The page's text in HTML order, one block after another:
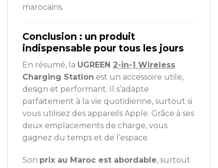
marocains.
Conclusion : un produit
indispensable pour tous les jours
En résumé, la UGREEN 2-in-1 Wireless
Charging Station est un accessoire utile,
design et performant. Il s’adapte
parfaitement à la vie quotidienne, surtout si
vous utilisez des appareils Apple. Grâce à ses
deux emplacements de charge, vous
gagnez du temps et de l’espace.
Son prix au Maroc est abordable, surtout